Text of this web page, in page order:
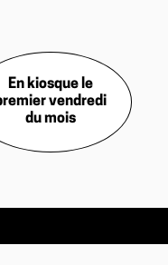
En kiosque le
vendredi
du mois